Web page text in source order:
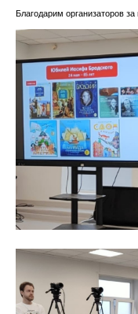
Благодарим организаторов